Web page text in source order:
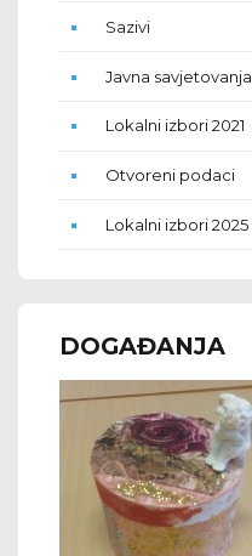
Sazivi
Javna savjetovanja
Lokalni izbori 2021
Otvoreni podaci
Lokalni izbori 2025
DOGAĐANJA